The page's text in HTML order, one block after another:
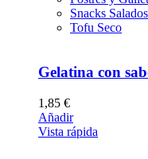
Snacks Salados
Tofu Seco
Gelatina con
1,85 €
Añadir
Vista rápida